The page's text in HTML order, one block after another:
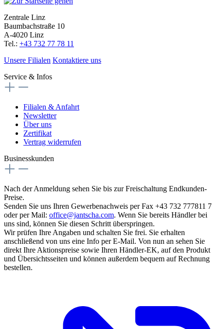
Zentrale Linz
Baumbachstraße 10
A-4020 Linz
Tel.: +43 732 77 78 11
Unsere Filialen Kontaktiere uns
Service & Infos
Filialen & Anfahrt
Newsletter
Über uns
Zertifikat
Vertrag widerrufen
Businesskunden
Nach der Anmeldung sehen Sie bis zur Freischaltung Endkunden-
Preise.
Senden Sie uns Ihren Gewerbenachweis per Fax +43 732 777811 7
oder per Mail: office@jantscha.com. Wenn Sie bereits Händler bei
uns sind, können Sie diesen Schritt überspringen.
Wir prüfen Ihre Angaben und schalten Sie frei. Sie erhalten
anschließend von uns eine Info per E-Mail. Von nun an sehen Sie
direkt Ihre Aktionspreise sowie Ihren Händler-EK, auf den Produkt
und Übersichtsseiten und können außerdem bequem auf Rechnung
bestellen.